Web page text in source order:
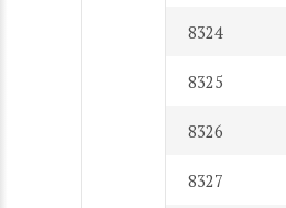
8324
8325
8326
8327